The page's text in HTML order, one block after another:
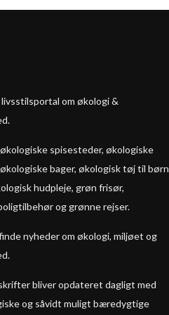
om økologi &
spisesteder, økologiske
bager, økologisk tøj til børn
hudpleje, grøn frisør,
og grønne rejser.
nyheder om økologi, miljøet og
bliver opdateret dagligt med
og såvidt muligt bæredygtige